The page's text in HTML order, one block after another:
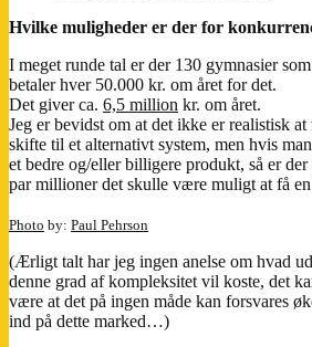
Hvilke muligheder er der for
I meget runde tal er der 130 gymnasier
betaler hver 50.000 kr. om året for det.
Det giver ca. 6,5 million kr. om året.
Jeg er bevidst om at det ikke er realistisk
skifte til et alternativt system, men hvis
et bedre og/eller billigere produkt, så er
par millioner det skulle være muligt at få
Photo by: Paul Pehrson
(Ærligt talt har jeg ingen anelse om hvad
denne grad af kompleksitet vil koste, det
være at det på ingen måde kan forsvares
ind på dette marked…)